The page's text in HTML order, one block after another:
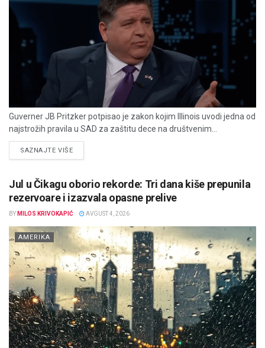
Guverner JB Pritzker potpisao je zakon kojim Illinois uvodi jedna od
najstrožih pravila u SAD za zaštitu dece na društvenim...
SAZNAJTE VIŠEDETAILS
Jul u Čikagu oborio rekorde: Tri dana kiše prepunila
rezervoare i izazvala opasne prelive
BY MILOS KRIVOKAPIĆ AVGUST 4, 2026
AMERIKA